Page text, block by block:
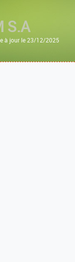
S.A
à jour le 23/12/2025